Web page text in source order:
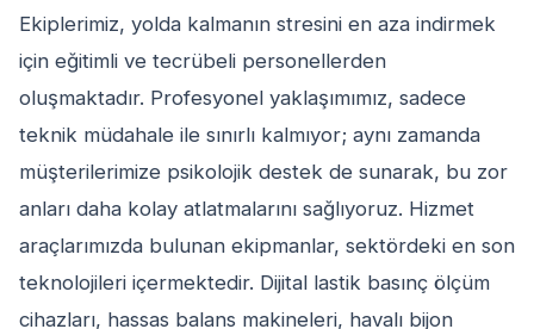
Ekiplerimiz, yolda kalmanın stresini en aza indirmek
için eğitimli ve tecrübeli personellerden
oluşmaktadır. Profesyonel yaklaşımımız, sadece
teknik müdahale ile sınırlı kalmıyor; aynı zamanda
müşterilerimize psikolojik destek de sunarak, bu zor
anları daha kolay atlatmalarını sağlıyoruz. Hizmet
araçlarımızda bulunan ekipmanlar, sektördeki en son
teknolojileri içermektedir. Dijital lastik basınç ölçüm
cihazları, hassas balans makineleri, havalı bijon